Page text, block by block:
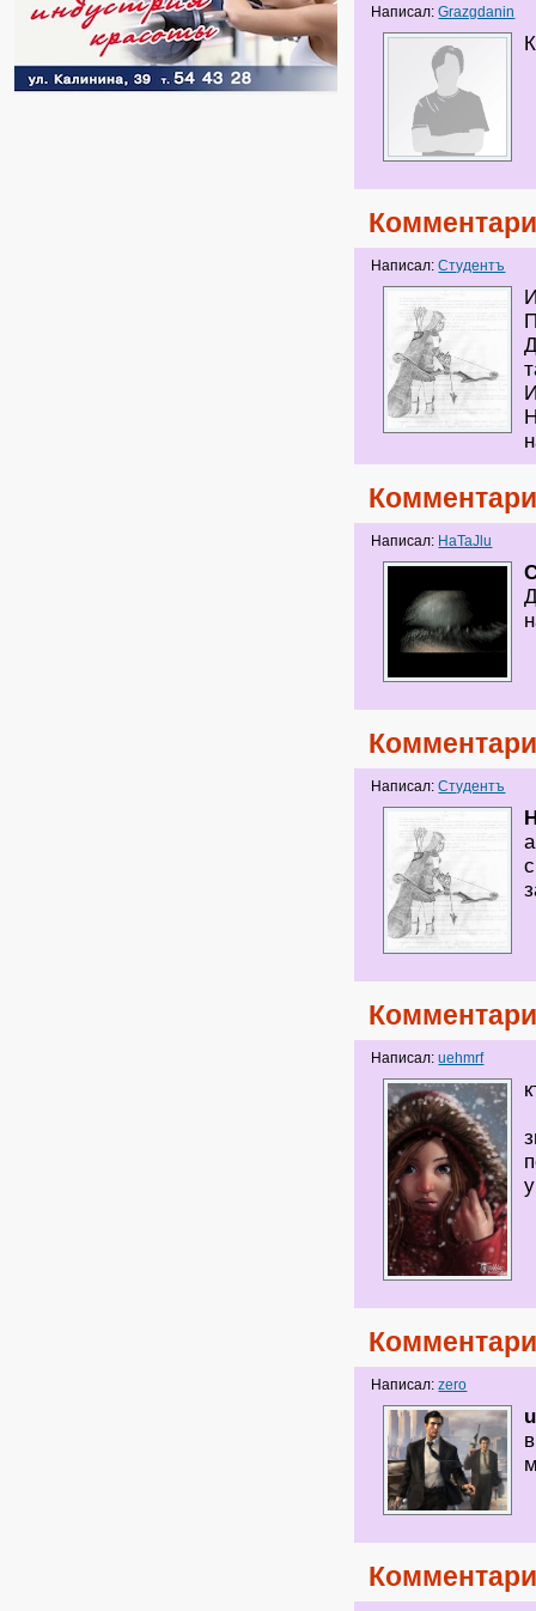
Написал:Grazgdanin
Написал:Студентъ
Написал: HaTaJlu
Написал:Студентъ
Написал:uehmrf
Написал:zero